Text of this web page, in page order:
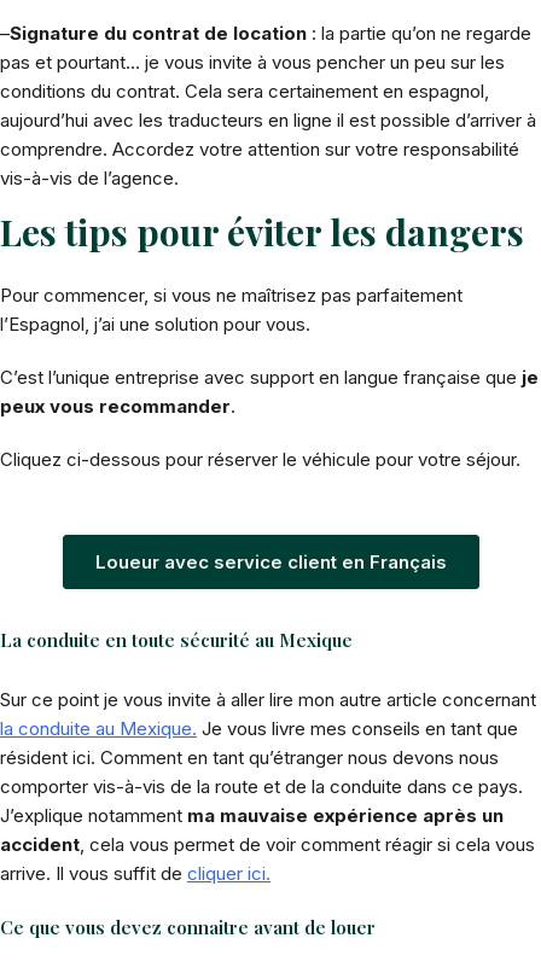
–Signature du contrat de location : la partie qu’on ne regarde
pas et pourtant… je vous invite à vous pencher un peu sur les
conditions du contrat. Cela sera certainement en espagnol,
aujourd’hui avec les traducteurs en ligne il est possible d’arriver à
comprendre. Accordez votre attention sur votre responsabilité
vis-à-vis de l’agence.
Les tips pour éviter les dangers
Pour commencer, si vous ne maîtrisez pas parfaitement
l’Espagnol, j’ai une solution pour vous.
C’est l’unique entreprise avec support en langue française que je
peux vous recommander.
Cliquez ci-dessous pour réserver le véhicule pour votre séjour.
Loueur avec service client en Français
La conduite en toute sécurité au Mexique
Sur ce point je vous invite à aller lire mon autre article concernant
la conduite au Mexique. Je vous livre mes conseils en tant que
résident ici. Comment en tant qu’étranger nous devons nous
comporter vis-à-vis de la route et de la conduite dans ce pays.
J’explique notamment ma mauvaise expérience après un
accident , cela vous permet de voir comment réagir si cela vous
arrive. Il vous suffit de cliquer ici.
Ce que vous devez connaitre avant de louer